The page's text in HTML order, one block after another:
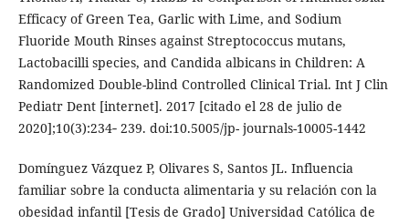
Efficacy of Green Tea, Garlic with Lime, and Sodium
Fluoride Mouth Rinses against Streptococcus mutans,
Lactobacilli species, and Candida albicans in Children: A
Randomized Double-blind Controlled Clinical Trial. Int J Clin
Pediatr Dent [internet]. 2017 [citado el 28 de julio de
2020];10(3):234‐ 239. doi:10.5005/jp- journals-10005-1442
Domínguez Vázquez P, Olivares S, Santos JL. Influencia
familiar sobre la conducta alimentaria y su relación con la
obesidad infantil [Tesis de Grado] Universidad Católica de